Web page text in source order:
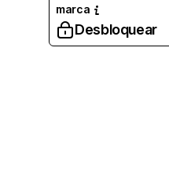
marca
Desbloquear